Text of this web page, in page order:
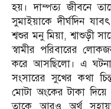
হয়। দাম্পত্য জীবনে
সুমাইয়াকে দীর্ঘদিন
শ্বশুর মনু মিয়া, শ্বাশুড়ী
স্বামীর পরিবারের
করে আসছিলো। এ ঘটনা
সংসারের সুখের কথা
মোটা অংকের টাকা দিয়ে
তাকে আরও অর্থ